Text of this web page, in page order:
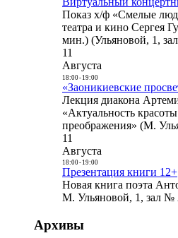
Показ х/ф «Смелые
театра и кино Сергея
мин.) (Ульяновой, 1,
11
Августа
18:00- 19:00
«Заоникиевские
Лекция диакона
«Актуальность
преображения» (М.
11
Августа
18:00- 19:00
Презентация книги 12+
Новая книга поэта
М. Ульяновой, 1, зал №
Архивы